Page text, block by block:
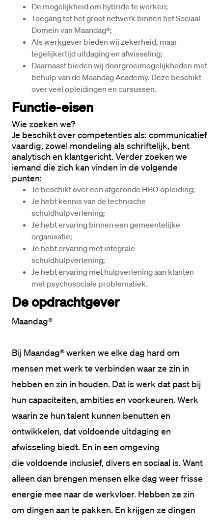
De mogelijkheid om hybride te werken;
Toegang tot het groot netwerk binnen het Sociaal
Domein van Maandag®;
Als werkgever bieden wij zekerheid, maar
tegelijkertijd uitdaging en afwisseling;
Daarnaast bieden wij doorgroeimogelijkheden met
behulp van de Maandag Academy. Deze beschikt
over veel opleidingen en cursussen.
Functie-eisen
Wie zoeken we?
Je beschikt over competenties als: communicatief
vaardig, zowel mondeling als schriftelijk, bent
analytisch en klantgericht. Verder zoeken we
iemand die zich kan vinden in de volgende
punten:
Je beschikt over een afgeronde HBO opleiding;
Je hebt kennis van de technische
schuldhulpverlening;
Je hebt ervaring binnen een gemeentelijke
organisatie;
Je hebt ervaring met integrale
schuldhulpverlening;
Je hebt ervaring met hulpverlening aan klanten
met psychosociale problematiek.
De opdrachtgever
Maandag®
Bij Maandag® werken we elke dag hard om
mensen met werk te verbinden waar ze zin in
hebben en zin in houden. Dat is werk dat past bij
hun capaciteiten, ambities en voorkeuren. Werk
waarin ze hun talent kunnen benutten en
ontwikkelen, dat voldoende uitdaging en
afwisseling biedt. En in een omgeving
die voldoende inclusief, divers en sociaal is. Want
alleen dan brengen mensen elke dag weer frisse
energie mee naar de werkvloer. Hebben ze zin
om dingen aan te pakken. En krijgen ze dingen